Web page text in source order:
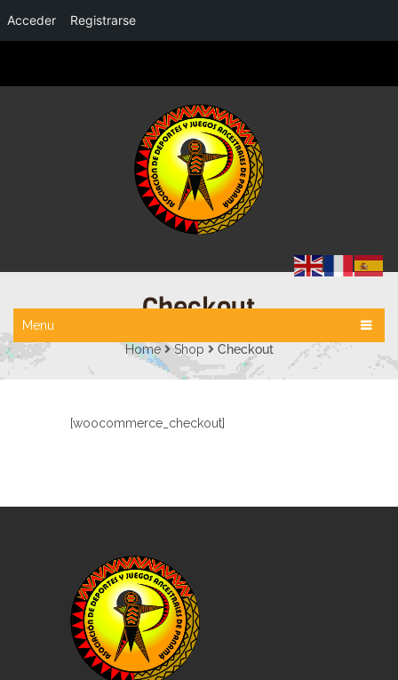
Acceder Registrarse
Menu Checkout
Home Shop Checkout
[woocommerce_checkout]